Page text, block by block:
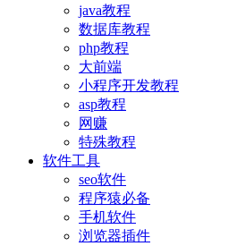
java教程
数据库教程
php教程
大前端
小程序开发教程
asp教程
网赚
特殊教程
软件工具
seo软件
程序猿必备
手机软件
浏览器插件